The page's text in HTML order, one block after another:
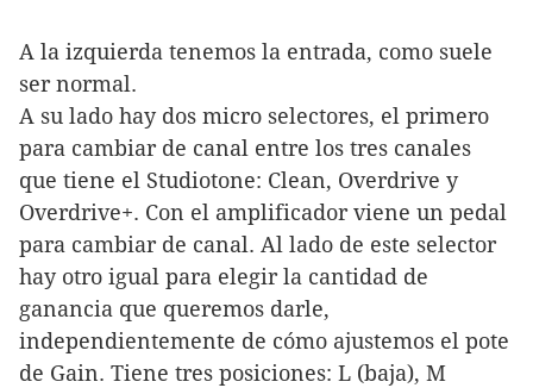
A la izquierda tenemos la entrada, como suele
ser normal.
A su lado hay dos micro selectores, el primero
para cambiar de canal entre los tres canales
que tiene el Studiotone: Clean, Overdrive y
Overdrive+. Con el amplificador viene un pedal
para cambiar de canal. Al lado de este selector
hay otro igual para elegir la cantidad de
ganancia que queremos darle,
independientemente de cómo ajustemos el pote
de Gain. Tiene tres posiciones: L (baja), M